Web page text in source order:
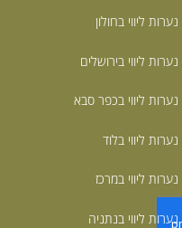
נערות ליווי בחולון
נערות ליווי בירושלים
נערות ליווי בכפר סבא
נערות ליווי בלוד
נערות ליווי במרכז
נערות ליווי בנתניה